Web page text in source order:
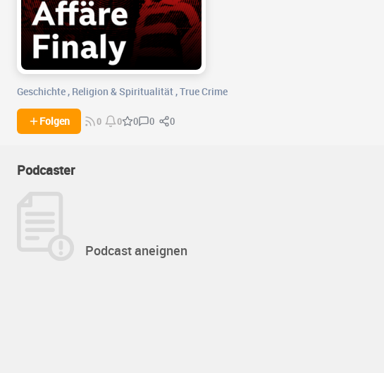
Geschichte , Religion & Spiritualität ,True Crime
Folgen 0 0 0 0 0
Podcaster
Podcast aneignen